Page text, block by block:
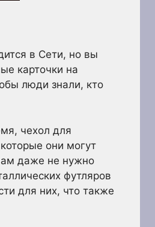
в Сети, но вы
карточки на
люди знали, кто
чехол для
они могут
даже не нужно
футляров
для них, что также